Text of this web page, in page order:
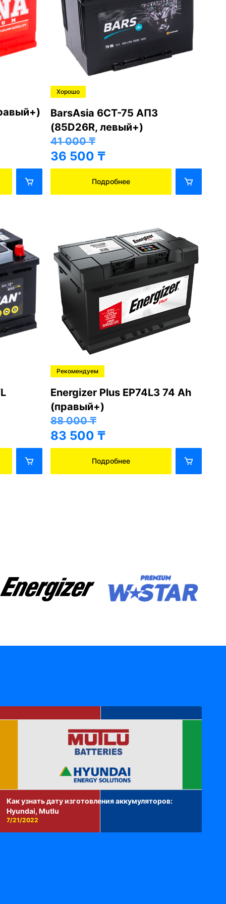
Хорошо
BarsAsia 6СТ-75 АПЗ
(85D26R, левый+)
41 000₸
36 500 ₸
Подробнее
Рекомендуем
Energizer Plus EP74L3 74 Ah
(правый+)
88 000₸
83 500 ₸
Подробнее
Как узнать дату изготовления аккумуляторов:
Hyundai, Mutlu
7/21/2022